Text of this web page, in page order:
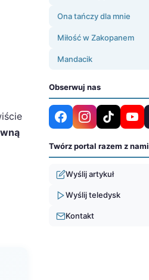
Ona tańczy dla mnie
Miłość w Zakopanem
Mandacik
Obserwuj nas
Twórz portal razem z nami
Wyślij artykuł
Wyślij teledysk
Kontakt